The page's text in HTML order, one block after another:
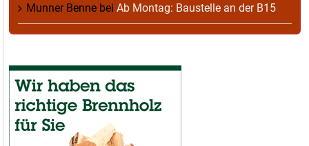
Munner Benne bei Ab Montag: Baustelle an der B15